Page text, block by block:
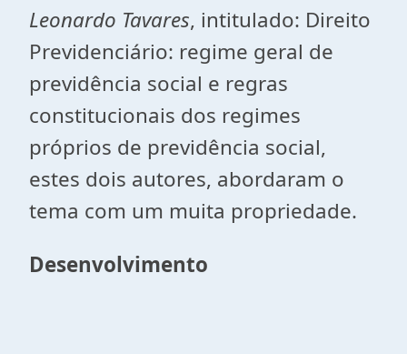
Leonardo Tavares, intitulado: Direito
Previdenciário: regime geral de
previdência social e regras
constitucionais dos regimes
próprios de previdência social,
estes dois autores, abordaram o
tema com um muita propriedade.
Desenvolvimento